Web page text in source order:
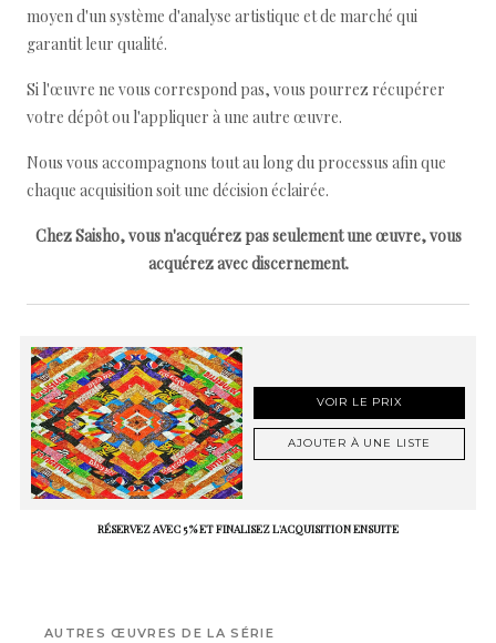
moyen d'un système d'analyse artistique et de marché qui
garantit leur qualité.
Si l'œuvre ne vous correspond pas, vous pourrez récupérer
votre dépôt ou l'appliquer à une autre œuvre.
Nous vous accompagnons tout au long du processus afin que
chaque acquisition soit une décision éclairée.
Chez Saisho, vous n'acquérez pas seulement une œuvre, vous
acquérez avec discernement.
VOIR LE PRIX
AJOUTER À UNE LISTE
RÉSERVEZ AVEC 5 % ET FINALISEZ L'ACQUISITION ENSUITE
AUTRES ŒUVRES DE LA SÉRIE